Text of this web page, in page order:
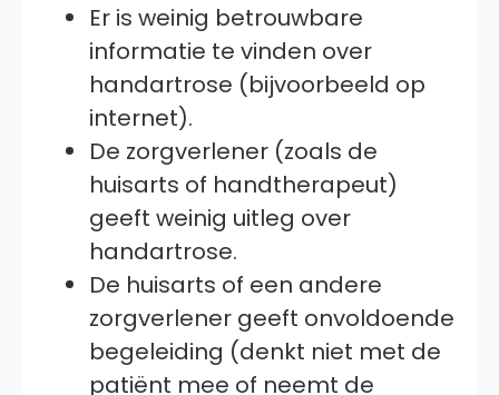
Er is weinig betrouwbare
informatie te vinden over
handartrose (bijvoorbeeld op
internet).
De zorgverlener (zoals de
huisarts of handtherapeut)
geeft weinig uitleg over
handartrose.
De huisarts of een andere
zorgverlener geeft onvoldoende
begeleiding (denkt niet met de
patiënt mee of neemt de